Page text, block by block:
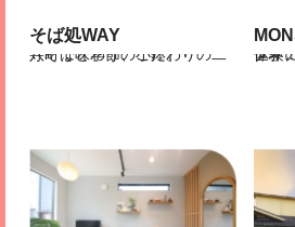
そば処WAY
寺町で味わう、こだわりの二八そばと季節の小鉢。 世界にひとつだけのマーブルクマ